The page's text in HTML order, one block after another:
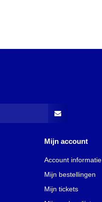
Mijn account
Account informatie
Mijn bestellingen
Mijn tickets